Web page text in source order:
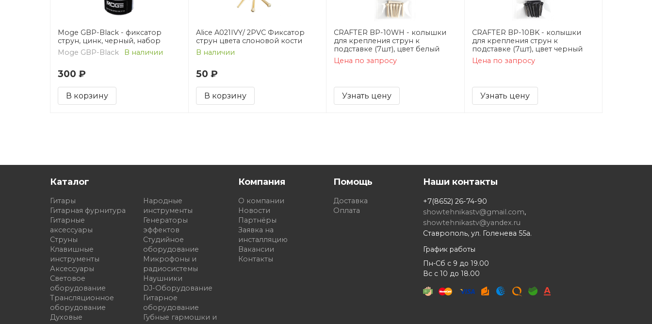
Moge GBP-Black - фиксатор
струн, цинк, черный, набор
Moge GBP-Black
В наличии
300 ₽
В корзину
Alice A021IVY/ 2PVC Фиксатор
струн цвета слоновой кости
В наличии
50 ₽
В корзину
CRAFTER BP-10WH - колышки
для крепления струн к
подставке (7шт), цвет белый
Цена по запросу
Узнать цену
CRAFTER BP-10BK - колышки
для крепления струн к
подставке (7шт), цвет черный
Цена по запросу
Узнать цену
Каталог
Гитары
Гитарная фурнитура
Гитарные
аксессуары
Струны
Клавишные
инструменты
Аксессуары
Световое
оборудование
Трансляционное
оборудование
Духовые
Народные
инструменты
Генераторы
эффектов
Студийное
оборудование
Микрофоны и
радиосистемы
Наушники
DJ-Оборудование
Гитарное
оборудование
Губные гармошки и
Компания
О компании
Новости
Партнёры
Заявка на
инсталляцию
Вакансии
Контакты
Помощь
Доставка
Оплата
Наши контакты
+7(8652) 26-74-90
showtehnikastv@gmail.com,
showtehnikastv@yandex.ru
Ставрополь, ул. Голенева 55а.
График работы
Пн-Сб с 9 до 19.00
Вс с 10 до 18.00